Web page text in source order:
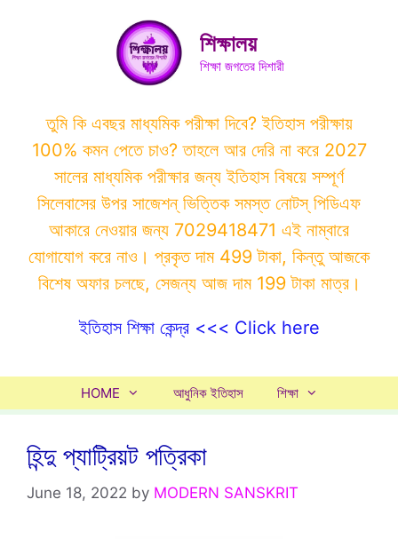
শিক্ষালয়
শিক্ষা জগতের দিশারী
তুমি কি এবছর মাধ্যমিক পরীক্ষা দিবে? ইতিহাস পরীক্ষায়
100% কমন পেতে চাও? তাহলে আর দেরি না করে 2027
সালের মাধ্যমিক পরীক্ষার জন্য ইতিহাস বিষয়ে সম্পূর্ণ
সিলেবাসের উপর সাজেশন্ ভিত্তিক সমস্ত নোটস্ পিডিএফ
আকারে নেওয়ার জন্য 7029418471 এই নাম্বারে
যোগাযোগ করে নাও। প্রকৃত দাম 499 টাকা, কিন্তু আজকে
বিশেষ অফার চলছে, সেজন্য আজ দাম 199 টাকা মাত্র।
ইতিহাস শিক্ষা কেন্দ্র <<< Click here
HOME আধুনিক ইতিহাস শিক্ষা
হিন্দু প্যাট্রিয়ট পত্রিকা
June 18, 2022 by MODERN SANSKRIT